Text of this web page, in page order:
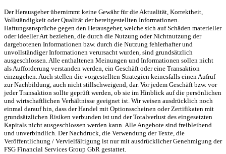
Der Herausgeber übernimmt keine Gewähr für die Aktualität, Korrektheit,
Vollständigkeit oder Qualität der bereitgestellten Informationen.
Haftungsansprüche gegen den Herausgeber, welche sich auf Schäden materieller
oder ideeller Art beziehen, die durch die Nutzung oder Nichtnutzung der
dargebotenen Informationen bzw. durch die Nutzung fehlerhafter und
unvollständiger Informationen verursacht wurden, sind grundsätzlich
ausgeschlossen. Alle enthaltenen Meinungen und Informationen sollen nicht
als Aufforderung verstanden werden, ein Geschäft oder eine Transaktion
einzugehen. Auch stellen die vorgestellten Strategien keinesfalls einen Aufruf
zur Nachbildung, auch nicht stillschweigend, dar. Vor jedem Geschäft bzw. vor
jeder Transaktion sollte geprüft werden, ob sie im Hinblick auf die persönlichen
und wirtschaftlichen Verhältnisse geeignet ist. Wir weisen ausdrücklich noch
einmal darauf hin, dass der Handel mit Optionsscheinen oder Zertifikaten mit
grundsätzlichen Risiken verbunden ist und der Totalverlust des eingesetzten
Kapitals nicht ausgeschlossen werden kann. Alle Angebote sind freibleibend
und unverbindlich. Der Nachdruck, die Verwendung der Texte, die
Veröffentlichung / Vervielfältigung ist nur mit ausdrücklicher Genehmigung der
FSG Financial Services Group GbR gestattet.